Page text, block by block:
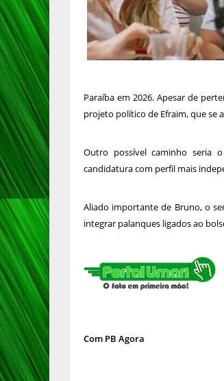
Paraíba em 2026. Apesar de
projeto político de Efraim, que se
Outro possível caminho seria
candidatura com perfil mais
Aliado importante de Bruno, o
integrar palanques ligados ao
Com PB Agora